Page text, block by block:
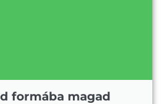
formába magad